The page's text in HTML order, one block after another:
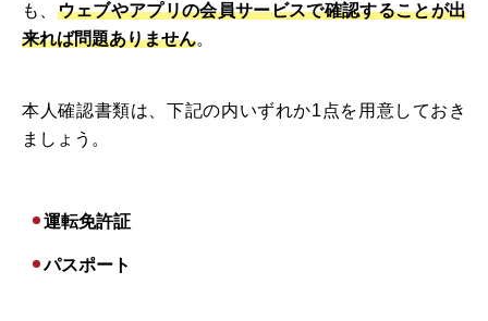
も、 ウェブやアプリの会員サービスで確認することが出
来れば問題ありません。
本人確認書類は、下記の内いずれか1点を用意しておき
ましょう。
運転免許証
パスポート